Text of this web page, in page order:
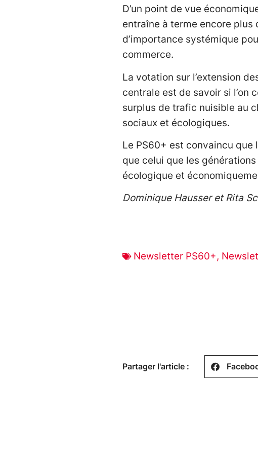
D’un point de vue
entraîne à terme encore
d’importance systémique
commerce.
La votation sur l’extension
centrale est de savoir si l’on
surplus de trafic nuisible au
sociaux et écologiques.
Le PS60+ est convaincu
que celui que les
écologique et
Dominique Hausser et Rita
Newsletter PS60+,
Partager l'article :